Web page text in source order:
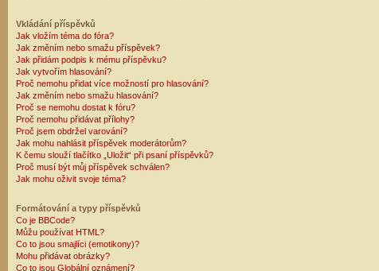
Vkládání příspěvků
Jak vložím téma do fóra?
Jak změním nebo smažu příspěvek?
Jak přidám podpis k mému příspěvku?
Jak vytvořím hlasování?
Proč nemohu přidat více možností pro hlasování?
Jak změním nebo smažu hlasování?
Proč se nemohu dostat k fóru?
Proč nemohu přidávat přílohy?
Proč jsem obdržel varování?
Jak mohu nahlásit příspěvek moderátorům?
K čemu slouží tlačítko „Uložit“ při psaní příspěvků?
Proč musí být můj příspěvek schválen?
Jak mohu oživit svoje téma?
Formátování a typy příspěvků
Co je BBCode?
Můžu používat HTML?
Co to jsou smajlíci (emotikony)?
Mohu přidávat obrázky?
Co to jsou Globální oznámení?